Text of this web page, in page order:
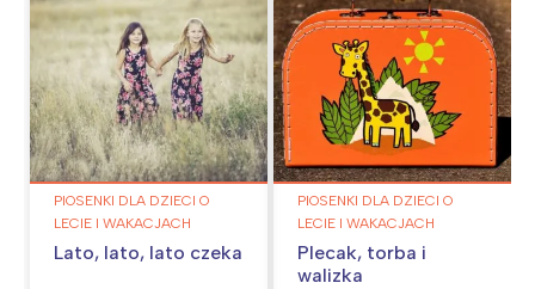
PIOSENKI DLA DZIECI O
LECIE I WAKACJACH
Lato, lato, lato czeka
PIOSENKI DLA DZIECI O
LECIE I WAKACJACH
Plecak, torba i
walizka